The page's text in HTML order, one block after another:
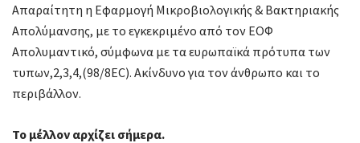
Απαραίτητη η Εφαρμογή Μικροβιολογικής & Βακτηριακής
Απολύμανσης, με το εγκεκριμένο από τον ΕΟΦ
Απολυμαντικό, σύμφωνα με τα ευρωπαϊκά πρότυπα των
τυπων,2,3,4,(98/8EC). Aκίνδυνο για τον άνθρωπο και το
περιβάλλον.
Το μέλλον αρχίζει σήμερα.